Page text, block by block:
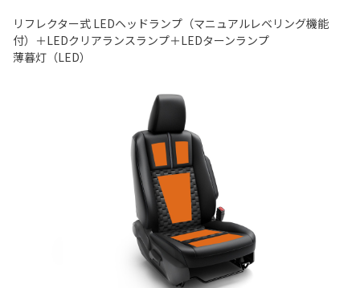
リフレクター式 LEDヘッドランプ（マニュアルレベリング機能
付）＋LEDクリアランスランプ＋LEDターンランプ
薄暮灯（LED）